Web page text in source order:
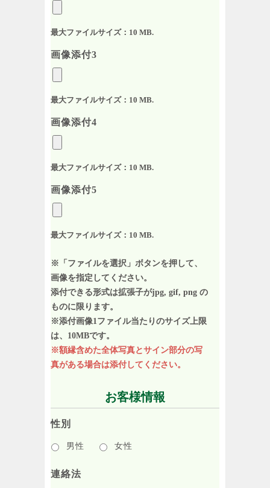
最大ファイルサイズ：10 MB.
画像添付3
最大ファイルサイズ：10 MB.
画像添付4
最大ファイルサイズ：10 MB.
画像添付5
最大ファイルサイズ：10 MB.
※「ファイルを選択」ボタンを押して、
画像を指定してください。
添付できる形式は拡張子がjpg, gif, png の
ものに限ります。
※添付画像1ファイル当たりのサイズ上限
は、10MBです。
※額縁含めた全体写真とサイン部分の写
真がある場合は添付してください。
お客様情報
性別
男性 女性
連絡法